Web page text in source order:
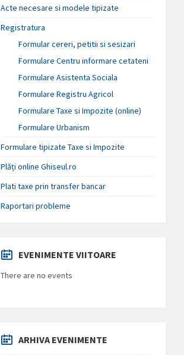
Acte necesare si modele tipizate
Registratura
Formular cereri, petitii si sesizari
Formulare Centru informare cetateni
Formulare Asistenta Sociala
Formulare Registru Agricol
Formulare Taxe si Impozite (online)
Formulare Urbanism
Formulare tipizate Taxe si Impozite
Plăți online Ghiseul.ro
Plati taxe prin transfer bancar
Raportari probleme
EVENIMENTE VIITOARE
There are no events
ARHIVA EVENIMENTE